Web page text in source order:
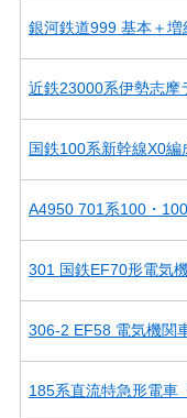
銀河鉄道999 基本＋
近鉄23000系伊勢志摩
国鉄100系新幹線X0編
A4950 701系100・
301 国鉄EF70形電気
306-2 EF58 電気機関
185系直流特急形電車